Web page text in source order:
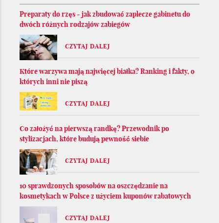
Preparaty do rzęs - jak zbudować zaplecze gabinetu do
dwóch różnych rodzajów zabiegów
CZYTAJ DALEJ
Które warzywa mają najwięcej białka? Ranking i fakty, o
których inni nie piszą
CZYTAJ DALEJ
Co założyć na pierwszą randkę? Przewodnik po
stylizacjach, które budują pewność siebie
CZYTAJ DALEJ
10 sprawdzonych sposobów na oszczędzanie na
kosmetykach w Polsce z użyciem kuponów rabatowych
CZYTAJ DALEJ